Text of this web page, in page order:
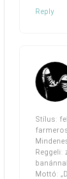
Reply
Stílus:
Mottó: